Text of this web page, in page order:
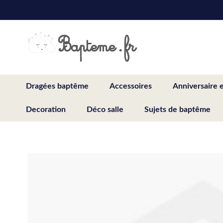
to
Dragées baptême Accessoires Anniversaire
Decoration Déco salle Sujets de baptême